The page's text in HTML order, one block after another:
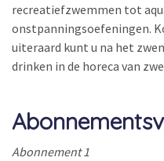
recreatiefzwemmen tot
onstpanningsoefeningen.
uiteraard kunt u na het
drinken in de horeca van
Abonnement 1